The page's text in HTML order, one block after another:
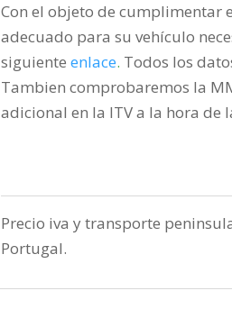
Con el objeto de cumplimentar
adecuado para su vehículo
siguienteenlace. Todos los
Tambien comprobaremos la
adicional en la ITV a la hora de
Precio iva y transporte
Portugal.